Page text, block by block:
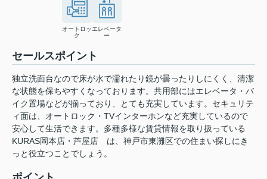
オートロッ
ク
エレベータ
ー
セールスポイント
独立洗面台なので床が水で濡れたり鏡が曇ったりしにくく、清潔
な状態を保ちやすくなっております。共用部にはエレベータ・バ
イク置場などが揃っており、とても充実しています。セキュリテ
ィ面は、オートロック・TVインターホンなど充実しているので
安心して生活できます。多種多様な賃貸情報を取り扱っている
KURAS岡本店・芦屋店 は、神戸市東灘区での住まい探しにき
っと役立つことでしょう。